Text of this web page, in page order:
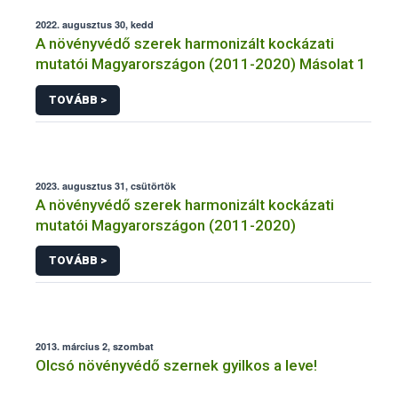
2022. augusztus 30, kedd
A növényvédő szerek harmonizált kockázati
mutatói Magyarországon (2011-2020) Másolat 1
TOVÁBB >
2023. augusztus 31, csütörtök
A növényvédő szerek harmonizált kockázati
mutatói Magyarországon (2011-2020)
TOVÁBB >
2013. március 2, szombat
Olcsó növényvédő szernek gyilkos a leve!